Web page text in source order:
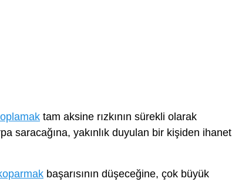
tam aksine rızkının sürekli olarak
saracağına, yakınlık duyulan bir kişiden ihanet
başarısının düşeceğine, çok büyük